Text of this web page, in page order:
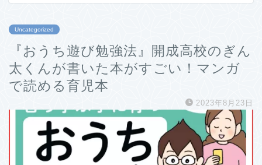
Uncategorized
『おうち遊び勉強法』開成高校のぎん
太くんが書いた本がすごい！マンガ
で読める育児本
2023年8月23日